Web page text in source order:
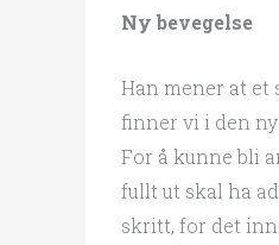
Ny bevegelse
Han mener at et
finner vi i den
For å kunne bli
fullt ut skal ha
skritt, for det